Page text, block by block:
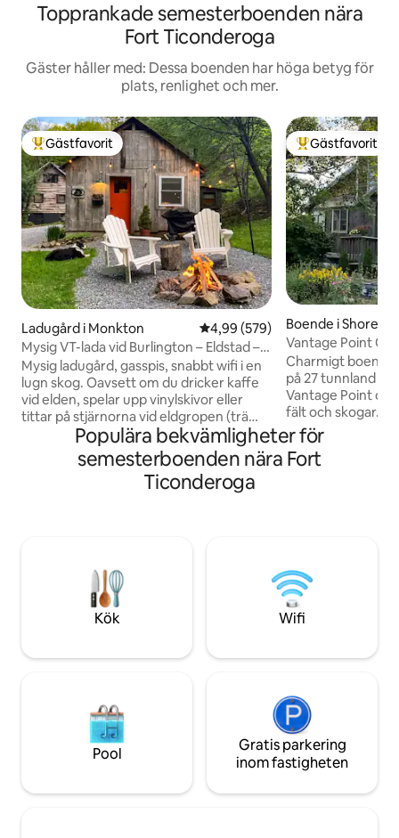
Topprankade semesterboenden nära
Fort Ticonderoga
Gäster håller med: Dessa boenden har höga betyg för
plats, renlighet och mer.
Populär gästfavorit
Gästfavorit
Ladugård i Monkton 4,99 av 5 i genomsnittligt
4,99 (579)
Mysig VT-lada vid Burlington – Eldstad –
Ta med din hund – Wi-Fi
Mysig ladugård, gasspis, snabbt wifi i en
lugn skog. Oavsett om du dricker kaffe
vid elden, spelar upp vinylskivor eller
tittar på stjärnorna vid eldgropen (trä
tillhandahålls) är detta ditt utrymme för
att koppla av eller arbeta på distans i lugn
och ro. Utforska vandringsleder på plats,
gå med snöskor och upptäck djurlivet.
bekvämlighet, 35 minuter till Burlington.
Perfekt för par/ensamresenärer/all som
letar efter en avskild naturupplevelse.
Populär
Gästfavorit
Boende i
Vantage Point
Views
Charmigt boende
på 27 tunnland
Vantage Point
fält och skogar.
två nätter eller en
boende alla
din vistelse
och torktumlare,
smart-TV från
Populära bekvämligheter för
semesterboenden nära Fort
Ticonderoga
Kök Wifi
Pool
Gratis parkering
inom fastigheten